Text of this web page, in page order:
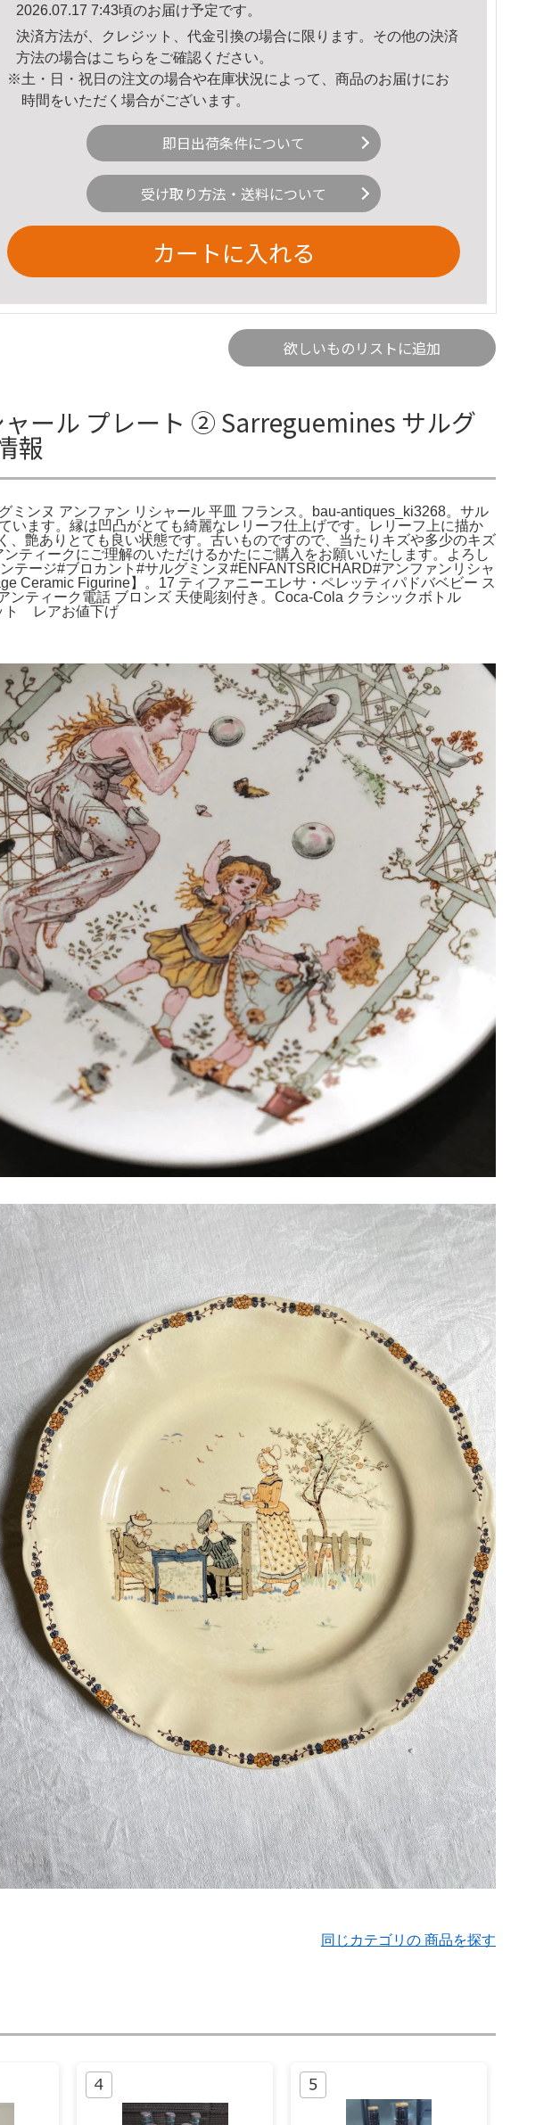
2026.07.17 7:43頃のお届け予定です。
決済方法が、クレジット、代金引換の場合に限ります。その他の決済
方法の場合はこちら をご確認ください。
※土・日・祝日の注文の場合や在庫状況によって、商品のお届けにお
時間をいただく場合がございます。
即日出荷条件について
受け取り方法・送料について
カートに入れる
欲しいものリストに追加
ール プレート ② Sarreguemines サルグ
報
ンヌ アンファン リシャール 平皿 フランス。bau-antiques_ki3268。サル
ます。縁は凹凸がとても綺麗なレリーフ仕上げです。レリーフ上に描か
艶ありとても良い状態です。古いものですので、当たりキズや多少のキズ
ティークにご理解のいただけるかたにご購入をお願いいたします。よろし
テージ#ブロカント#サルグミンヌ#ENFANTSRICHARD#アンファンリシャ
Ceramic Figurine】。17 ティファニーエレサ・ペレッティパドバベビー ス
ティーク電話 ブロンズ 天使彫刻付き。Coca-Cola クラシックボトル
レアお値下げ
同じカテゴリの 商品を探す